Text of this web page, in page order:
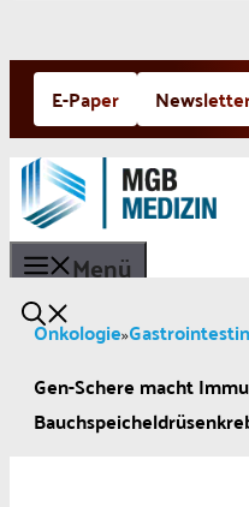
Zum
Inhalt
springen
E-Paper
Menü
Onkologie»
Gen-Schere macht